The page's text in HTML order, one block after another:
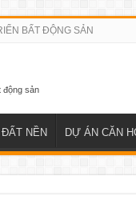
BẤT ĐỘNG SẢN
NỀN DỰ ÁN CĂN